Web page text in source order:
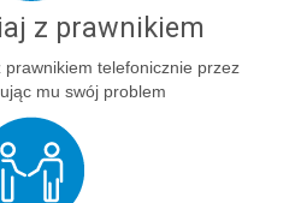
z prawnikiem
telefonicznie przez
mu swój problem